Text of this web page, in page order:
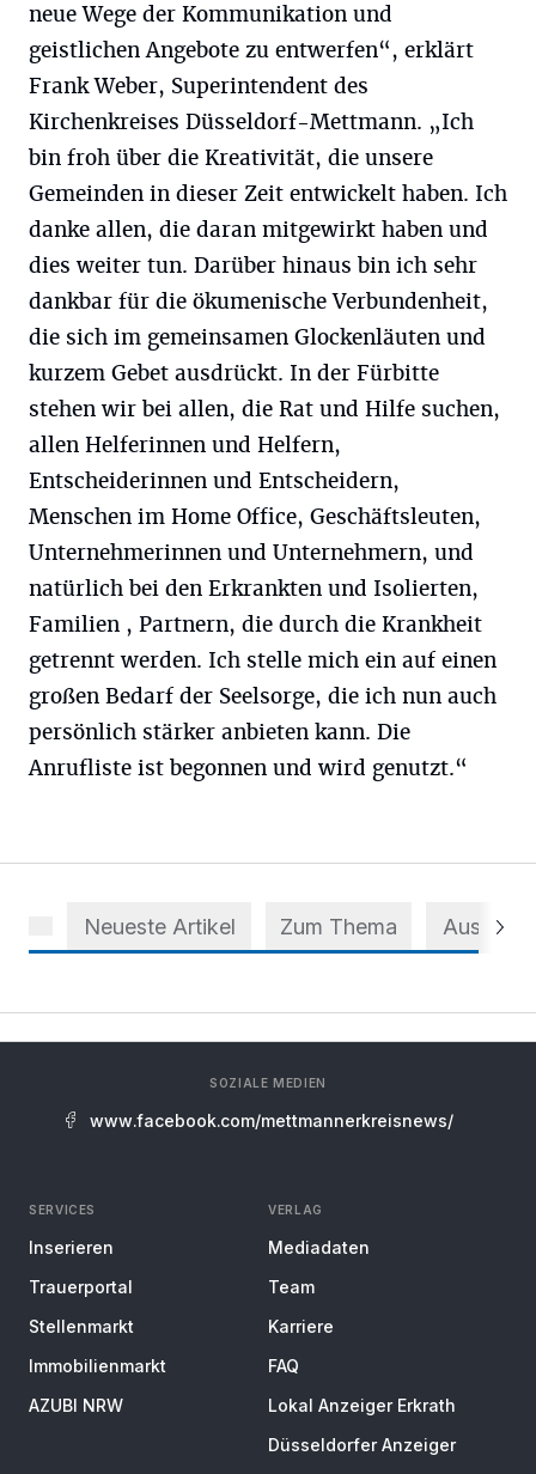
neue Wege der Kommunikation und
geistlichen Angebote zu entwerfen“, erklärt
Frank Weber, Superintendent des
Kirchenkreises Düsseldorf-Mettmann. „Ich
bin froh über die Kreativität, die unsere
Gemeinden in dieser Zeit entwickelt haben. Ich
danke allen, die daran mitgewirkt haben und
dies weiter tun. Darüber hinaus bin ich sehr
dankbar für die ökumenische Verbundenheit,
die sich im gemeinsamen Glockenläuten und
kurzem Gebet ausdrückt. In der Fürbitte
stehen wir bei allen, die Rat und Hilfe suchen,
allen Helferinnen und Helfern,
Entscheiderinnen und Entscheidern,
Menschen im Home Office, Geschäftsleuten,
Unternehmerinnen und Unternehmern, und
natürlich bei den Erkrankten und Isolierten,
Familien , Partnern, die durch die Krankheit
getrennt werden. Ich stelle mich ein auf einen
großen Bedarf der Seelsorge, die ich nun auch
persönlich stärker anbieten kann. Die
Anrufliste ist begonnen und wird genutzt.“
Neueste Artikel Zum Thema Aus dem
SOZIALE MEDIEN
www.facebook.com/mettmannerkreisnews/
SERVICES
Inserieren
Trauerportal
Stellenmarkt
Immobilienmarkt
AZUBI NRW
VERLAG
Mediadaten
Team
Karriere
FAQ
Lokal Anzeiger Erkrath
Düsseldorfer Anzeiger